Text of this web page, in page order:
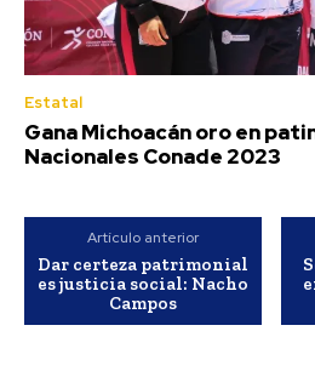
Estatal
Gana Michoacán oro en
Nacionales Conade 2023
Artículo anterior
Dar certeza patrimonial
es justicia social: Nacho
Campos